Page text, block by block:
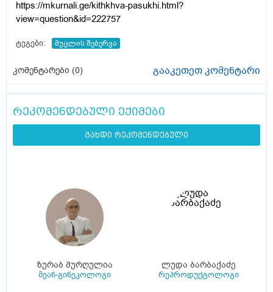
https://mkurnali.ge/kithkhva-pasukhi.html?
view=question&id=222757
ტეგები: მუცლის შებერვა
კომენტარები (0) გააკეთეთ კომენტარი
რეკომენდებული ექიმები
გახდი რეკომენდებული
ზურაბ მურღულია
მეან-გინეკოლოგი
ლუდა ბარბაქაძე
რეპროდუქტოლოგი